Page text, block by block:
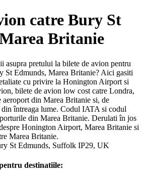
catre Bury St
Britanie
asupra pretului la bilete de avion pentru
Edmunds, Marea Britanie? Aici gasiti
cu privire la Honington Airport si
bilete de avion low cost catre Londra,
din Marea Britanie si, de
din întreaga lume. Codul IATA si codul
din Marea Britanie. Derulati în jos
Honington Airport, Marea Britanie si
Marea Britanie.
St Edmunds, Suffolk IP29, UK
destinatiile: